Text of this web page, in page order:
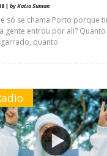
| by Katia Suman
só se chama Porto porque
gente entrou por ali?
quanto